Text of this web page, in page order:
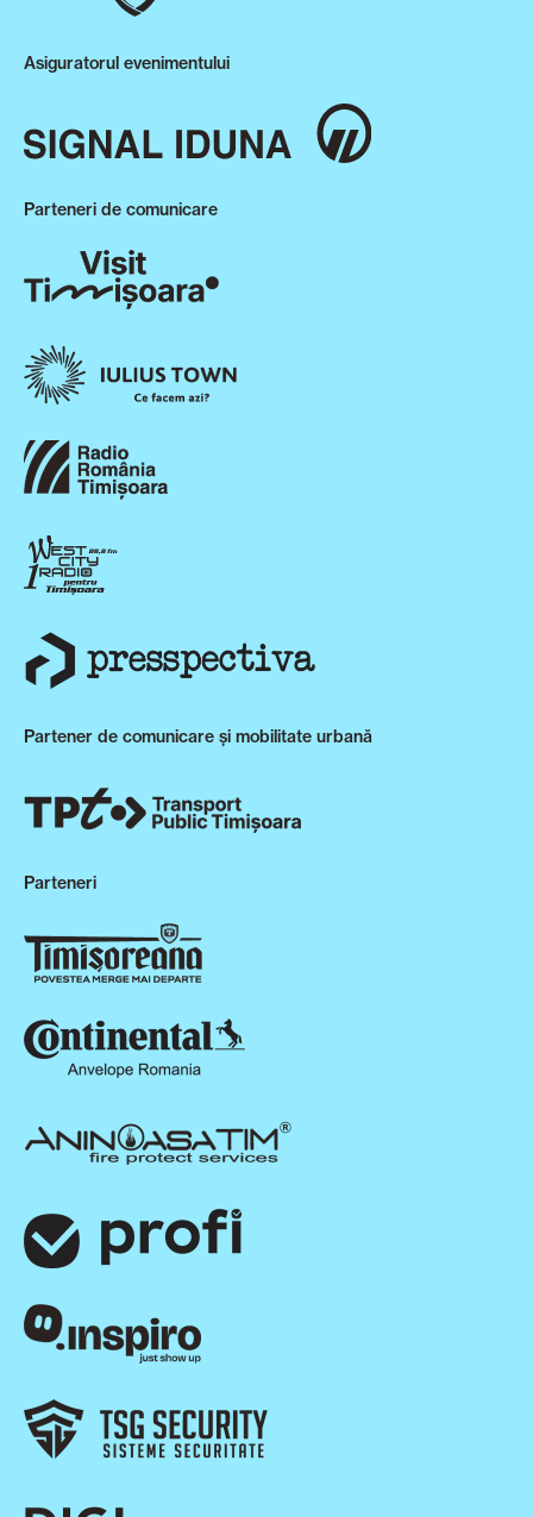
Asiguratorul evenimentului
Parteneri de comunicare
Partener de comunicare și mobilitate urbană
Parteneri